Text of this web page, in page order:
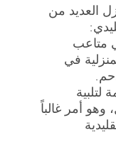
العديد من
متاعب
في
وهو أمر غالباً